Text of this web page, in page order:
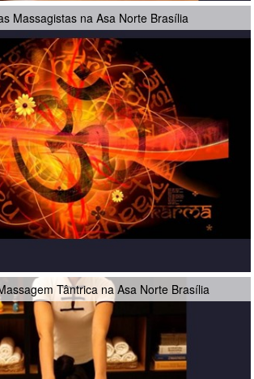
Massagistas na Asa Norte Brasília
Tântrica na Asa Norte Brasília